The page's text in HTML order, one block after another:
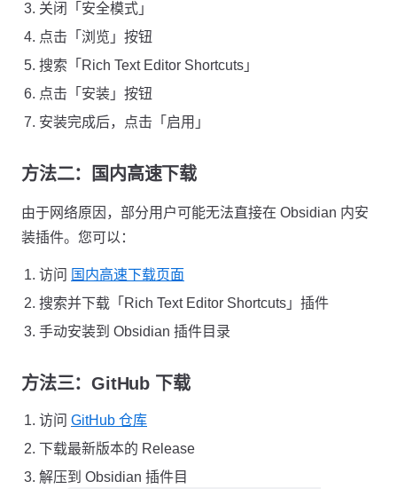
关闭「安全模式」
点击「浏览」按钮
搜索「Rich Text Editor Shortcuts」
点击「安装」按钮
安装完成后，点击「启用」
方法二：国内高速下载
由于网络原因，部分用户可能无法直接在 Obsidian 内安
装插件。您可以：
访问 国内高速下载页面
搜索并下载「Rich Text Editor Shortcuts」插件
手动安装到 Obsidian 插件目录
方法三：GitHub 下载
访问 GitHub 仓库
下载最新版本的 Release
解压到 Obsidian 插件目